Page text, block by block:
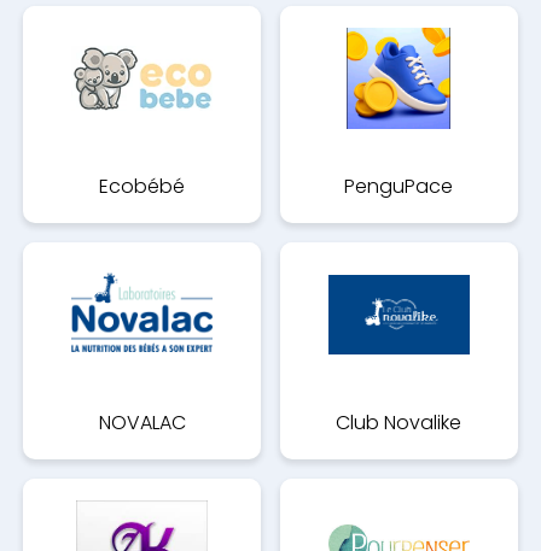
Ecobébé PenguPace
NOVALAC Club Novalike